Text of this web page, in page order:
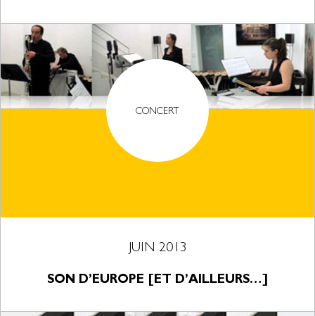
CONCERT
JUIN 2013
SON D’EUROPE [ET D’AILLEURS…]